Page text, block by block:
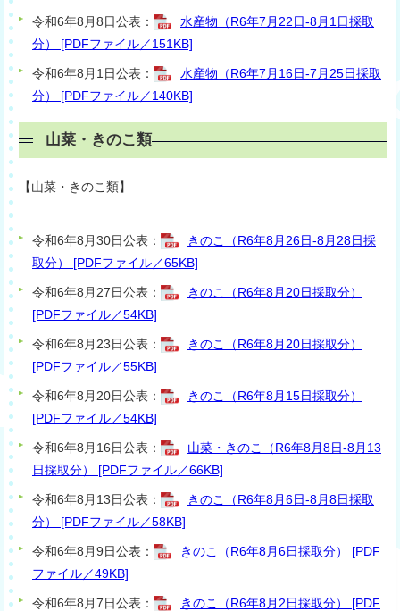
令和6年8月8日公表：
水産物（R6年7月22日-8月1日採取
分） [PDFファイル／151KB]
令和6年8月1日公表：
水産物（R6年7月16日-7月25日採取
分） [PDFファイル／140KB]
山菜・きのこ類
【山菜・きのこ類】
令和6年8月30日公表：
きのこ（R6年8月26日-8月28日採
取分） [PDFファイル／65KB]
令和6年8月27日公表：
きのこ（R6年8月20日採取分）
[PDFファイル／54KB]
令和6年8月23日公表：
きのこ（R6年8月20日採取分）
[PDFファイル／55KB]
令和6年8月20日公表：
きのこ（R6年8月15日採取分）
[PDFファイル／54KB]
令和6年8月16日公表：
山菜・きのこ（R6年8月8日-8月13
日採取分） [PDFファイル／66KB]
令和6年8月13日公表：
きのこ（R6年8月6日-8月8日採取
分） [PDFファイル／58KB]
令和6年8月9日公表：
きのこ（R6年8月6日採取分） [PDF
ファイル／49KB]
令和6年8月7日公表：
きのこ（R6年8月2日採取分） [PDF